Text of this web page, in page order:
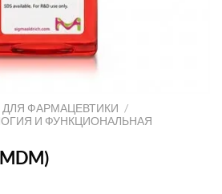
ДЛЯ ФАРМАЦЕВТИКИ /
И ФУНКЦИОНАЛЬНАЯ